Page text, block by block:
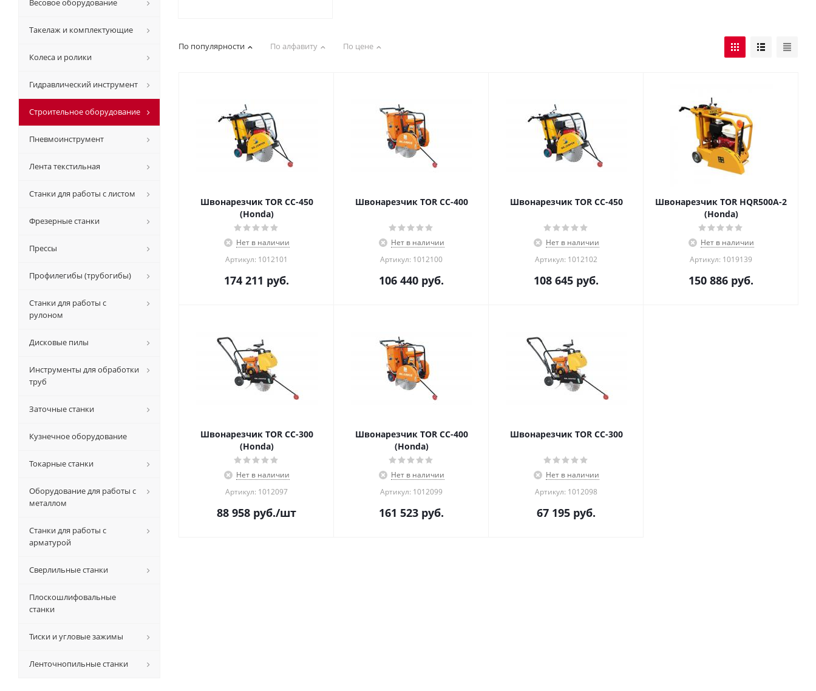
По популярности По алфавиту По цене
Швонарезчик TOR CC-450
(Honda)
Нет в наличии
Артикул: 1012101
174 211 руб.
Швонарезчик TOR CC-400
Нет в наличии
Артикул: 1012100
106 440 руб.
Швонарезчик TOR CC-450
Нет в наличии
Артикул: 1012102
108 645 руб.
Швонарезчик TOR HQR500A-2
(Honda)
Нет в наличии
Артикул: 1019139
150 886 руб.
Швонарезчик TOR CC-300
(Honda)
Нет в наличии
Артикул: 1012097
88 958 руб./шт
Швонарезчик TOR CC-400
(Honda)
Нет в наличии
Артикул: 1012099
161 523 руб.
Швонарезчик TOR CC-300
Нет в наличии
Артикул: 1012098
67 195 руб.
Весовое оборудование
Такелаж и комплектующие
Колеса и ролики
Гидравлический инструмент
Строительное оборудование
Пневмоинструмент
Лента текстильная
Станки для работы с листом
Фрезерные станки
Прессы
Профилегибы (трубогибы)
Станки для работы с
рулоном
Дисковые пилы
Инструменты для обработки
труб
Заточные станки
Кузнечное оборудование
Токарные станки
Оборудование для работы с
металлом
Станки для работы с
арматурой
Сверлильные станки
Плоскошлифовальные
станки
Тиски и угловые зажимы
Ленточнопильные станки